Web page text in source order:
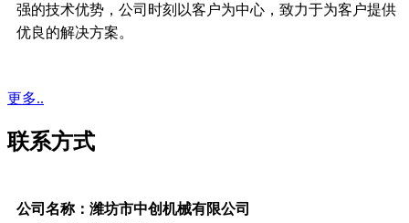
强的技术优势，公司时刻以客户为中心，致力于为客户提供
优良的解决方案。
更多..
联系方式
公司名称：潍坊市中创机械有限公司